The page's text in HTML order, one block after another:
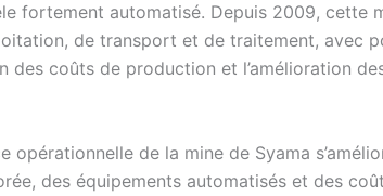
fortement automatisé. Depuis 2009, cette
de transport et de traitement, avec
des coûts de production et l’amélioration
opérationnelle de la mine de Syama
des équipements automatisés et des